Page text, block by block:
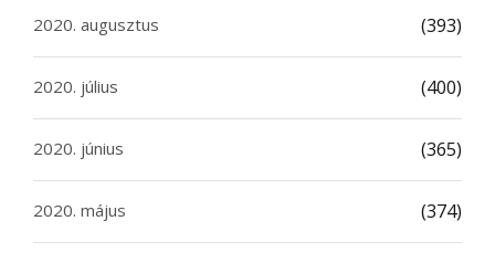
2020. augusztus (393)
2020. július (400)
2020. június (365)
2020. május (374)